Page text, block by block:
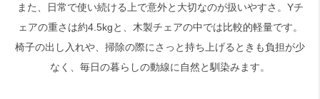
また、日常で使い続ける上で意外と大切なのが扱いやすさ。Yチ
ェアの重さは約4.5kgと、木製チェアの中では比較的軽量です。
椅子の出し入れや、掃除の際にさっと持ち上げるときも負担が少
なく、毎日の暮らしの動線に自然と馴染みます。